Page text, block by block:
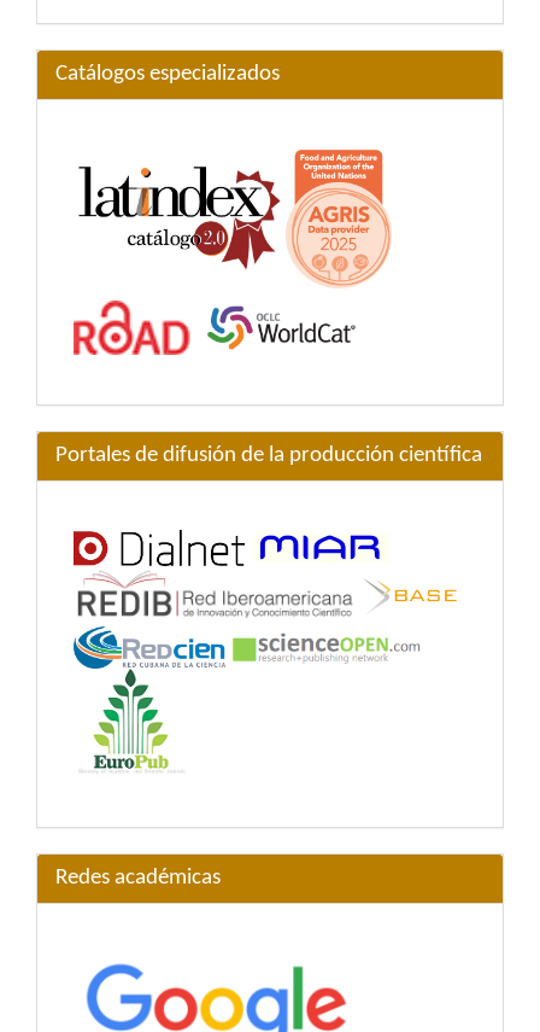
Catálogos especializados
Portales de difusión de la producción científica
Redes académicas